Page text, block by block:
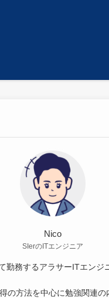
Nico
SIerのITエンジニア
勤務するアラサーITエンジ
の方法を中心に勉強関連の